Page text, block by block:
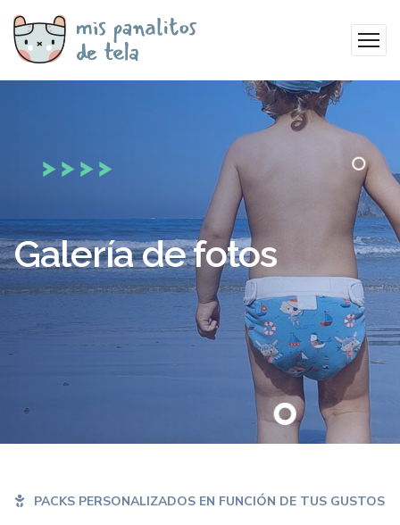
Galería de fotos
PACKS PERSONALIZADOS EN FUNCIÓN DE TUS GUSTOS